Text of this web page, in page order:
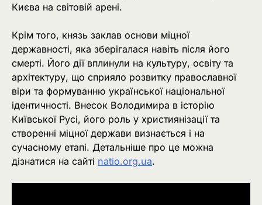
Києва на світовій арені.
Крім того, князь заклав основи міцної
державності, яка зберігалася навіть після його
смерті. Його дії вплинули на культуру, освіту та
архітектуру, що сприяло розвитку православної
віри та формуванню української національної
ідентичності. Внесок Володимира в історію
Київської Русі, його роль у християнізації та
створенні міцної держави визнається і на
сучасному етапі. Детальніше про це можна
дізнатися на сайті natio.org.ua.